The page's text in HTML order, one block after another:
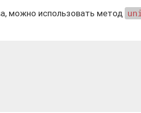
можно использовать метод